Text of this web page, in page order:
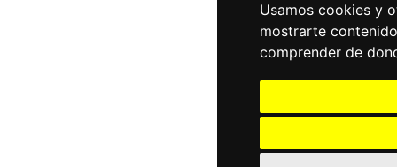
Usamos cookies y
mostrarte
comprender de